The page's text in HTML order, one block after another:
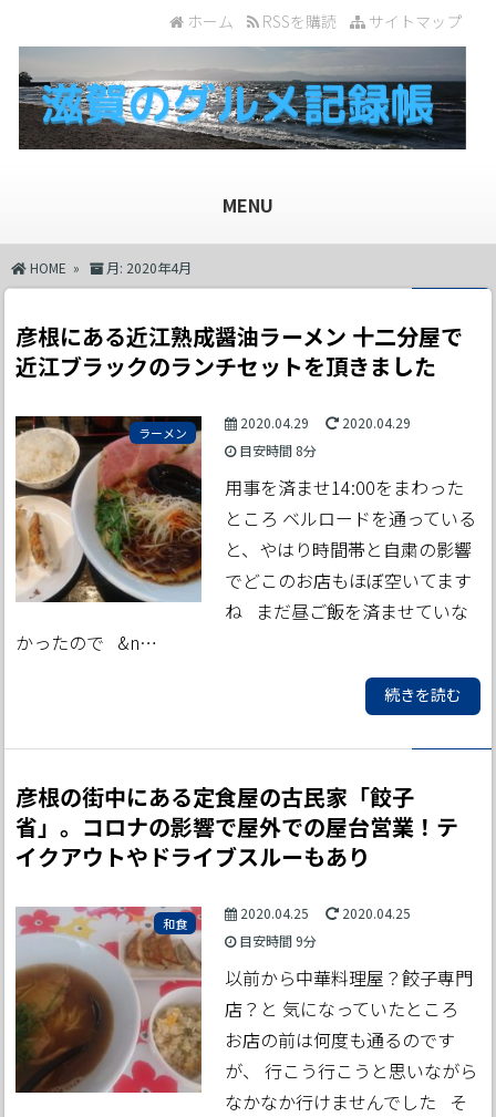
サイトマップ
RSSを購読
ホーム
MENU
HOME » 月: 2020年4月
彦根にある近江熟成醤油ラーメン 十二分屋で
近江ブラックのランチセットを頂きました
ラーメン
2020.04.29
2020.04.29
目安時間 8分
用事を済ませ14:00をまわった
ところ ベルロードを通っている
と、やはり時間帯と自粛の影響
でどこのお店もほぼ空いてます
ね まだ昼ご飯を済ませていな
かったので &n…
続きを読む
彦根の街中にある定食屋の古民家「餃子
省」。コロナの影響で屋外での屋台営業！テ
イクアウトやドライブスルーもあり
和食
2020.04.25
2020.04.25
目安時間 9分
以前から中華料理屋？餃子専門
店？と 気になっていたところ
お店の前は何度も通るのです
が、 行こう行こうと思いながら
なかなか行けませんでした そ